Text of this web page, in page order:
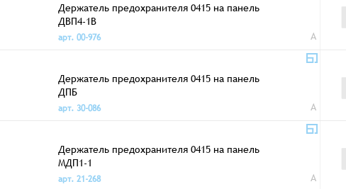
Держатель предохранителя 0415 на панель
ДВП4-1В
арт. 00-976
A
Держатель предохранителя 0415 на панель
ДПБ
арт. 30-086
A
Держатель предохранителя 0415 на панель
МДП1-1
арт. 21-268
A